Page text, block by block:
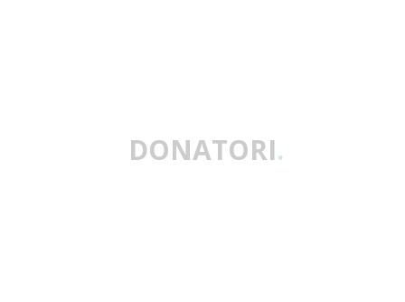
DONATORI.